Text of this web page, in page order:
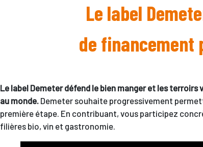
Le label
de
Le label Demeter défend le bien manger et les terroirs
au monde. Demeter souhaite progressivement
première étape. En contribuant, vous participez
filières bio, vin et gastronomie.